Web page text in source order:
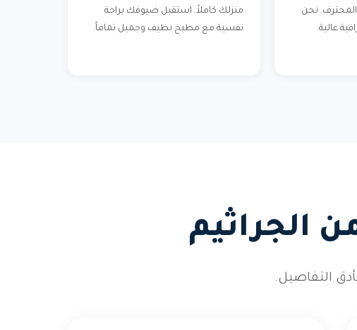
المحترف. نحن
عالية.
منزلك كاملاً. استقبل ضيوفك براحة
نفسية مع مطبخ نظيف وجميل تماماً.
الجراثيم
التفاصيل.